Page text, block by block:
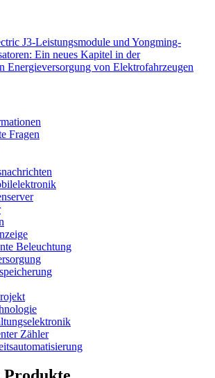
J3-Leistungsmodule und Yongming-
Ein neues Kapitel in der
Energieversorgung von Elektrofahrzeugen
Fragen
Beleuchtung
Zähler